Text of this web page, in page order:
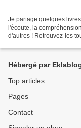
Je partage quelques
l'écoute, la
d'autres ! Retrouvez-les
Hébergé par
Top articles
Pages
Contact